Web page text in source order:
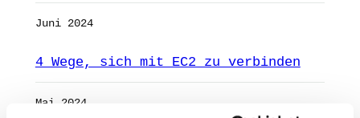
Juni 2024
4 Wege, sich mit EC2 zu verbinden
Mai 2024